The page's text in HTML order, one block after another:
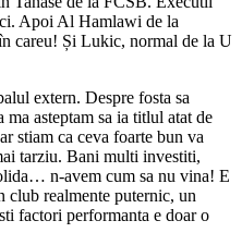
Apoi Al Hamlawi de la
careu! Și Lukic, normal de la U
extern. Despre fosta sa
asteptam sa ia titlul atat de
stiam ca ceva foarte bun va
tarziu. Bani multi investiti,
n-avem cum sa nu vina! E
realmente puternic, un
factori performanta e doar o